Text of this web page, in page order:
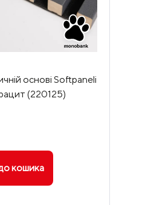
основі Softpaneli
(220125)
кошика